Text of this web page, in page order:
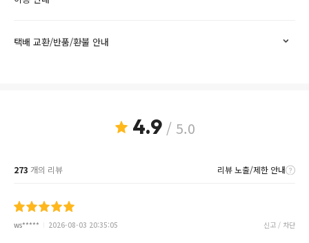
택배 교환/반품/환불 안내
4.9/ 5.0
273 개의 리뷰 리뷰 노출/제한 안내
ws***** 2026-08-03 20:35:05 신고 / 차단